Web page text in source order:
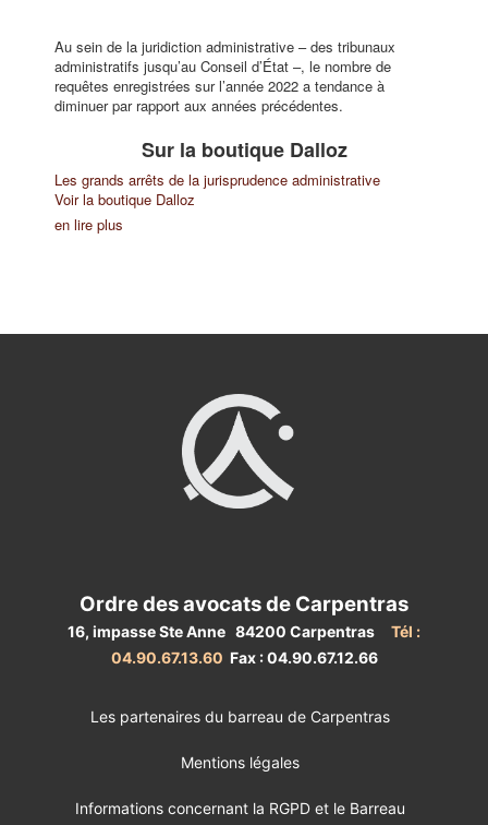
Au sein de la juridiction administrative – des tribunaux
administratifs jusqu’au Conseil d’État –, le nombre de
requêtes enregistrées sur l’année 2022 a tendance à
diminuer par rapport aux années précédentes.
Sur la boutique Dalloz
Les grands arrêts de la jurisprudence administrative
Voir la boutique Dalloz
en lire plus
Ordre des avocats de Carpentras
16, impasse Ste Anne 84200 Carpentras
Tél :
04.90.67.13.60 Fax : 04.90.67.12.66
Les partenaires du barreau de Carpentras
Mentions légales
Informations concernant la RGPD et le Barreau